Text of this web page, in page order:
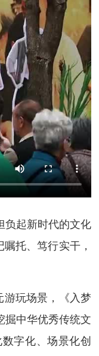
负起新时代的文化
托、笃行实干，
游玩场景，《入梦
掘中华优秀传统文
字化、场景化创